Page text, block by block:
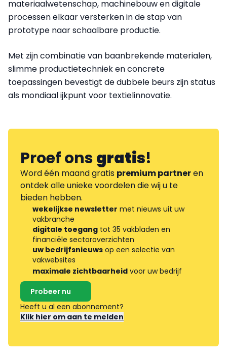
materiaalwetenschap, machinebouw en digitale
processen elkaar versterken in de stap van
prototype naar schaalbare productie.
Met zijn combinatie van baanbrekende materialen,
slimme productietechniek en concrete
toepassingen bevestigt de dubbele beurs zijn status
als mondiaal ijkpunt voor textielinnovatie.
Proef onsgratis!
Word één maand gratis premium partneren
ontdek alle unieke voordelen die wij u te
bieden hebben.
wekelijkse newsletter met nieuws uit uw
vakbranche
digitale toegang tot 35 vakbladen en
financiële sectoroverzichten
uw bedrijfsnieuws op een selectie van
vakwebsites
maximale zichtbaarheid voor uw bedrijf
Probeer nu
Heeft u al een abonnement?
Klik hier om aan te melden